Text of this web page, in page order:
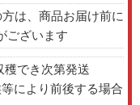
は、商品お届け前に
ございます
でき次第発送
により前後する場合